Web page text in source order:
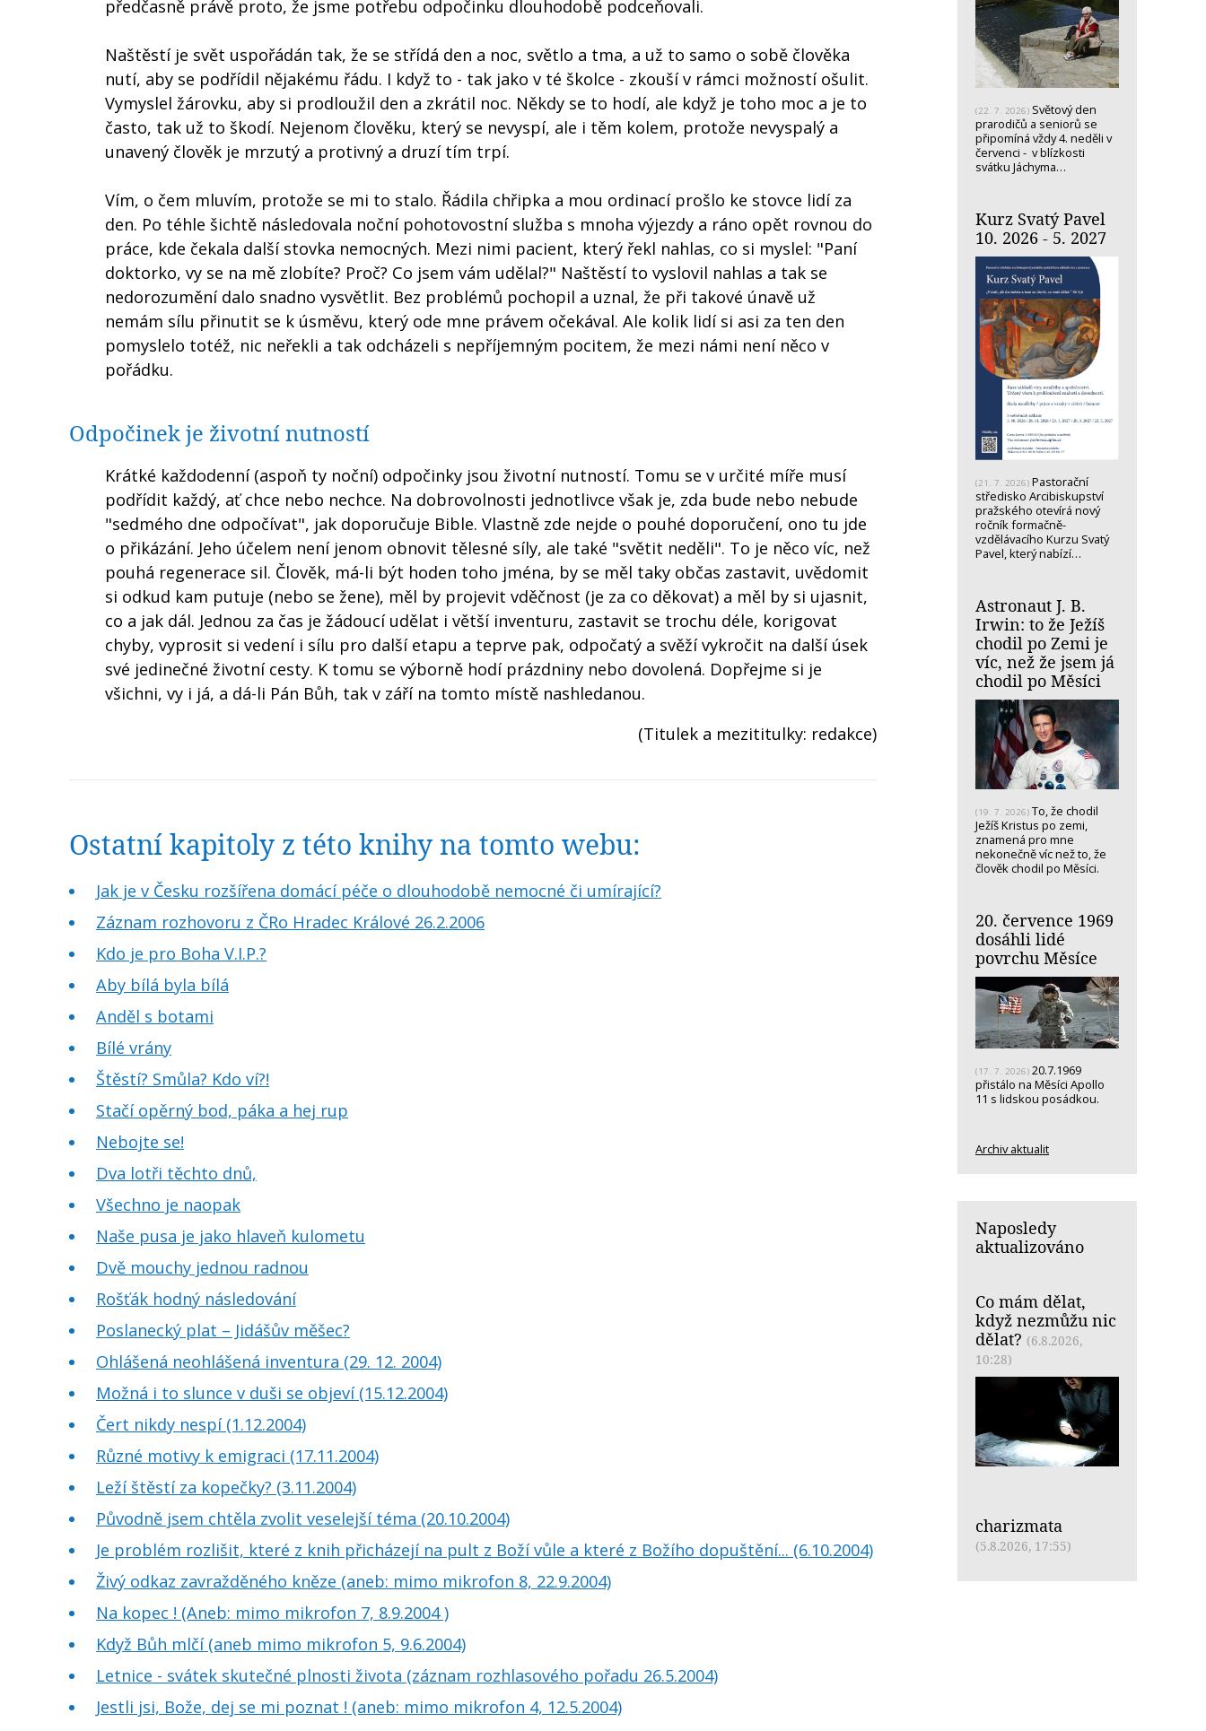
předčasně právě proto, že jsme potřebu odpočinku dlouhodobě podceňovali.
Naštěstí je svět uspořádán tak, že se střídá den a noc, světlo a tma, a už to samo o sobě člověka
nutí, aby se podřídil nějakému řádu. I když to - tak jako v té školce - zkouší v rámci možností ošulit.
Vymyslel žárovku, aby si prodloužil den a zkrátil noc. Někdy se to hodí, ale když je toho moc a je to
často, tak už to škodí. Nejenom člověku, který se nevyspí, ale i těm kolem, protože nevyspalý a
unavený člověk je mrzutý a protivný a druzí tím trpí.
Vím, o čem mluvím, protože se mi to stalo. Řádila chřipka a mou ordinací prošlo ke stovce lidí za
den. Po téhle šichtě následovala noční pohotovostní služba s mnoha výjezdy a ráno opět rovnou do
práce, kde čekala další stovka nemocných. Mezi nimi pacient, který řekl nahlas, co si myslel: "Paní
doktorko, vy se na mě zlobíte? Proč? Co jsem vám udělal?" Naštěstí to vyslovil nahlas a tak se
nedorozumění dalo snadno vysvětlit. Bez problémů pochopil a uznal, že při takové únavě už
nemám sílu přinutit se k úsměvu, který ode mne právem očekával. Ale kolik lidí si asi za ten den
pomyslelo totéž, nic neřekli a tak odcházeli s nepříjemným pocitem, že mezi námi není něco v
pořádku.
Odpočinek je životní nutností
Krátké každodenní (aspoň ty noční) odpočinky jsou životní nutností. Tomu se v určité míře musí
podřídit každý, ať chce nebo nechce. Na dobrovolnosti jednotlivce však je, zda bude nebo nebude
"sedmého dne odpočívat", jak doporučuje Bible. Vlastně zde nejde o pouhé doporučení, ono tu jde
o přikázání. Jeho účelem není jenom obnovit tělesné síly, ale také "světit neděli". To je něco víc, než
pouhá regenerace sil. Člověk, má-li být hoden toho jména, by se měl taky občas zastavit, uvědomit
si odkud kam putuje (nebo se žene), měl by projevit vděčnost (je za co děkovat) a měl by si ujasnit,
co a jak dál. Jednou za čas je žádoucí udělat i větší inventuru, zastavit se trochu déle, korigovat
chyby, vyprosit si vedení i sílu pro další etapu a teprve pak, odpočatý a svěží vykročit na další úsek
své jedinečné životní cesty. K tomu se výborně hodí prázdniny nebo dovolená. Dopřejme si je
všichni, vy i já, a dá-li Pán Bůh, tak v září na tomto místě nashledanou.
(Titulek a mezititulky: redakce)
Ostatní kapitoly z této knihy na tomto webu:
Jak je v Česku rozšířena domácí péče o dlouhodobě nemocné či umírající?
Záznam rozhovoru z ČRo Hradec Králové 26.2.2006
Kdo je pro Boha V.I.P.?
Aby bílá byla bílá
Anděl s botami
Bílé vrány
Štěstí? Smůla? Kdo ví?!
Stačí opěrný bod, páka a hej rup
Nebojte se!
Dva lotři těchto dnů,
Všechno je naopak
Naše pusa je jako hlaveň kulometu
Dvě mouchy jednou radnou
Rošťák hodný následování
Poslanecký plat – Jidášův měšec?
Ohlášená neohlášená inventura (29. 12. 2004)
Možná i to slunce v duši se objeví (15.12.2004)
Čert nikdy nespí (1.12.2004)
Různé motivy k emigraci (17.11.2004)
Leží štěstí za kopečky? (3.11.2004)
Původně jsem chtěla zvolit veselejší téma (20.10.2004)
Je problém rozlišit, které z knih přicházejí na pult z Boží vůle a které z Božího dopuštění... (6.10.2004)
Živý odkaz zavražděného kněze (aneb: mimo mikrofon 8, 22.9.2004)
Na kopec ! (Aneb: mimo mikrofon 7, 8.9.2004 )
Když Bůh mlčí (aneb mimo mikrofon 5, 9.6.2004)
Letnice - svátek skutečné plnosti života (záznam rozhlasového pořadu 26.5.2004)
Jestli jsi, Bože, dej se mi poznat ! (aneb: mimo mikrofon 4, 12.5.2004)
(22. 7. 2026) Světový den
prarodičů a seniorů se
připomíná vždy 4. neděli v
červenci - v blízkosti
svátku Jáchyma…
Kurz Svatý Pavel
10. 2026 - 5. 2027
(21. 7. 2026) Pastorační
středisko Arcibiskupství
pražského otevírá nový
ročník formačně-
vzdělávacího Kurzu Svatý
Pavel, který nabízí…
Astronaut J. B.
Irwin: to že Ježíš
chodil po Zemi je
víc, než že jsem já
chodil po Měsíci
(19. 7. 2026) To, že chodil
Ježíš Kristus po zemi,
znamená pro mne
nekonečně víc než to, že
člověk chodil po Měsíci.
20. července 1969
dosáhli lidé
povrchu Měsíce
(17. 7. 2026) 20.7.1969
přistálo na Měsíci Apollo
11 s lidskou posádkou.
Archiv aktualit
Naposledy
aktualizováno
Co mám dělat,
když nezmůžu nic
dělat? (6.8.2026,
10:28)
charizmata
(5.8.2026, 17:55)